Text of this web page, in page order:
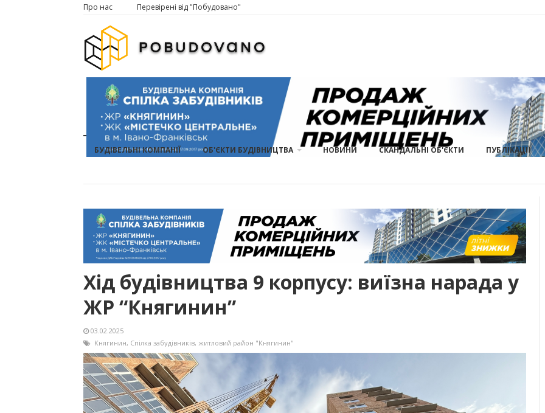
Про нас Перевірені від "Побудовано"
БУДІВЕЛЬНІ КОМПАНІЇ ОБ'ЄКТИ БУДІВНИЦТВА НОВИНИ СКАНДАЛЬНІ ОБ'ЄКТИ ПУБЛІКАЦІЇ
Хід будівництва 9 корпусу: виїзна нарада у
ЖР “Княгинин”
03.02.2025
Княгинин, Спілка забудівників, житловий район "Княгинин"